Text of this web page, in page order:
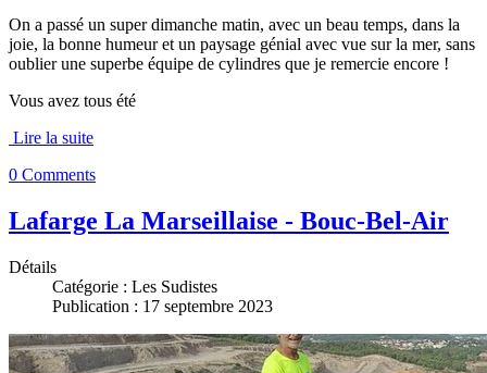
On a passé un super dimanche matin, avec un beau temps, dans la
joie, la bonne humeur et un paysage génial avec vue sur la mer, sans
oublier une superbe équipe de cylindres que je remercie encore !
Vous avez tous été
Lire la suite
0 Comments
Lafarge La Marseillaise - Bouc-Bel-Air
Détails
Catégorie : Les Sudistes
Publication : 17 septembre 2023